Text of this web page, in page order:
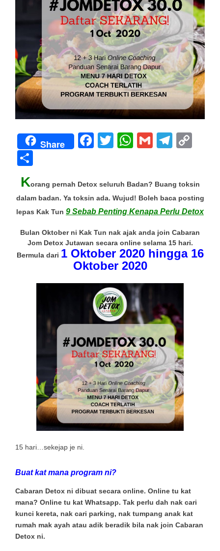
d
r
e
a
d
t
i
m
e
Share F
e
b
o
o
k
T
er
W
s
A
p
p
G T
gr
a
m
y
Li
n
k
ar
e
Korang pernah Detox seluruh Badan? Buang toksin
dalam badan. Ya toksin ada. Wujud! Boleh baca posting
lepas Kak Tun 9 Sebab Penting Kenapa Perlu Detox
Bulan Oktober ni Kak Tun nak ajak anda join Cabaran
Jom Detox Jutawan secara online selama 15 hari.
Bermula dari 1 Oktober 2020 hingga 16
Oktober 2020
15 hari…sekejap je ni.
Buat kat mana program ni?
Cabaran Detox ni dibuat secara online. Online tu kat
mana? Online tu kat Whatsapp. Tak perlu dah nak cari
kunci kereta, nak cari parking, nak tumpang anak kat
rumah mak ayah atau adik beradik bila nak join Cabaran
Detox ni.